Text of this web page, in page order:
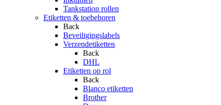
Tankstation rollen
Etiketten & toebehoren
Back
Beveiligingslabels
Verzendetiketten
Back
DHL
Etiketten op rol
Back
Blanco etiketten
Brother